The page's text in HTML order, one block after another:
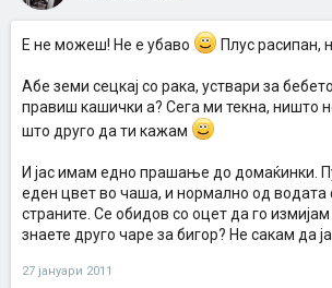
Е не можеш! Не е убаво Плус расипан,
Абе земи сецкај со рака, уствари за
правиш кашички а? Сега ми текна, ништо
што друго да ти кажам
И јас имам едно прашање до домаќинки.
еден цвет во чаша, и нормално од водата
страните. Се обидов со оцет да го
знаете друго чаре за бигор? Не сакам да
27 јануари 2011